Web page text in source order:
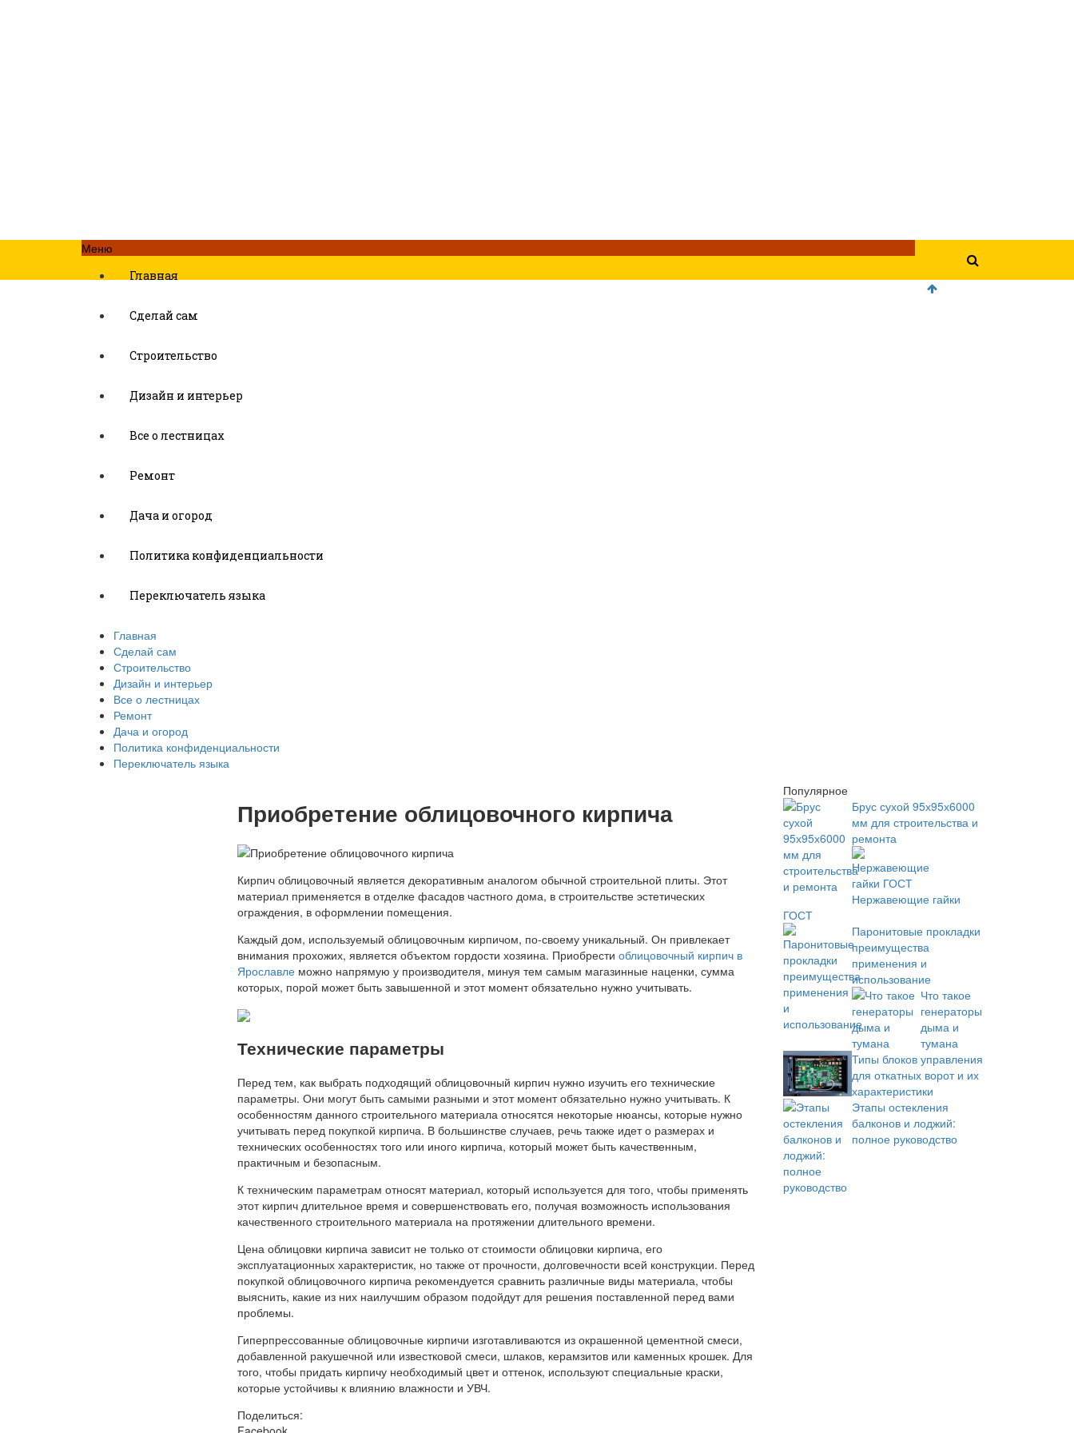
Меню
Главная
Сделай сам
Строительство
Дизайн и интерьер
Все о лестницах
Ремонт
Дача и огород
Политика конфиденциальности
Переключатель языка
Главная
Сделай сам
Строительство
Дизайн и интерьер
Все о лестницах
Ремонт
Дача и огород
Политика конфиденциальности
Переключатель языка
Приобретение облицовочного кирпича
Кирпич облицовочный является декоративным аналогом обычной строительной плиты. Этот
материал применяется в отделке фасадов частного дома, в строительстве эстетических
ограждения, в оформлении помещения.
Каждый дом, используемый облицовочным кирпичом, по-своему уникальный. Он привлекает
внимания прохожих, является объектом гордости хозяина. Приобрести облицовочный кирпич в
Ярославле можно напрямую у производителя, минуя тем самым магазинные наценки, сумма
которых, порой может быть завышенной и этот момент обязательно нужно учитывать.
Технические параметры
Перед тем, как выбрать подходящий облицовочный кирпич нужно изучить его технические
параметры. Они могут быть самыми разными и этот момент обязательно нужно учитывать. К
особенностям данного строительного материала относятся некоторые нюансы, которые нужно
учитывать перед покупкой кирпича. В большинстве случаев, речь также идет о размерах и
технических особенностях того или иного кирпича, который может быть качественным,
практичным и безопасным.
К техническим параметрам относят материал, который используется для того, чтобы применять
этот кирпич длительное время и совершенствовать его, получая возможность использования
качественного строительного материала на протяжении длительного времени.
Цена облицовки кирпича зависит не только от стоимости облицовки кирпича, его
эксплуатационных характеристик, но также от прочности, долговечности всей конструкции. Перед
покупкой облицовочного кирпича рекомендуется сравнить различные виды материала, чтобы
выяснить, какие из них наилучшим образом подойдут для решения поставленной перед вами
проблемы.
Гиперпрессованные облицовочные кирпичи изготавливаются из окрашенной цементной смеси,
добавленной ракушечной или известковой смеси, шлаков, керамзитов или каменных крошек. Для
того, чтобы придать кирпичу необходимый цвет и оттенок, используют специальные краски,
которые устойчивы к влиянию влажности и УВЧ.
Поделиться:
Популярное
Брус сухой 95х95х6000
мм для строительства и
ремонта
Нержавеющие гайки
ГОСТ
Паронитовые прокладки
преимущества
применения и
использование
Что такое
генераторы
дыма и
тумана
Типы блоков управления
для откатных ворот и их
характеристики
Этапы остекления
балконов и лоджий:
полное руководство